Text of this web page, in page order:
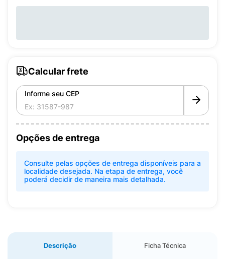
Calcular frete
Informe seu CEP
Opções de entrega
Consulte pelas opções de entrega disponíveis para a
localidade desejada. Na etapa de entrega, você
poderá decidir de maneira mais detalhada.
Descrição Ficha Técnica